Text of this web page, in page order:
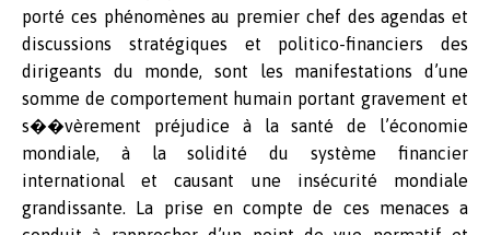
porté ces phénomènes au premier chef des agendas et
discussions stratégiques et politico-financiers des
dirigeants du monde, sont les manifestations d’une
somme de comportement humain portant gravement et
s��vèrement préjudice à la santé de l’économie
mondiale, à la solidité du système financier
international et causant une insécurité mondiale
grandissante. La prise en compte de ces menaces a